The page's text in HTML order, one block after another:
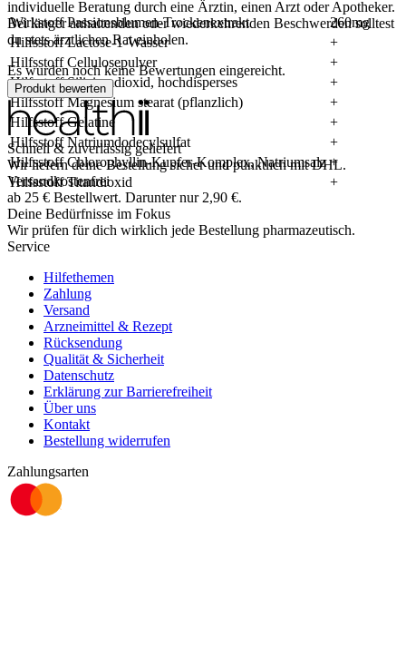
Wirkstoff Passionsblumen-Trockenextrakt
260mg
Hilfsstoff Lactose-1-Wasser
+
Hilfsstoff Cellulosepulver
+
Hilfsstoff Siliciumdioxid, hochdisperses
+
Hilfsstoff Magnesium stearat (pflanzlich)
+
Hilfsstoff Gelatine
+
Hilfsstoff Natriumdodecylsulfat
+
Hilfsstoff Chlorophyllin-Kupfer-Komplex, Natriumsalz +
Hilfsstoff Titandioxid
+
individuelle Beratung durch eine Ärztin, einen Arzt oder Apotheker.
Bei länger anhaltenden oder wiederkehrenden Beschwerden solltest
du stets ärztlichen Rat einholen.
Es wurden noch keine Bewertungen eingereicht.
Produkt bewerten
Schnell & zuverlässig geliefert
Wir liefern deine Bestellung sicher undpünktlichmitDHL.
Versandkostenfrei
ab 25 € Bestellwert. Darunter nur2,90 €.
Deine Bedürfnisse im Fokus
Wir prüfen für dich wirklich jede Bestellung pharmazeutisch.
Service
Hilfethemen
Zahlung
Versand
Arzneimittel & Rezept
Rücksendung
Qualität & Sicherheit
Datenschutz
Erklärung zur Barrierefreiheit
Über uns
Kontakt
Bestellung widerrufen
Zahlungsarten